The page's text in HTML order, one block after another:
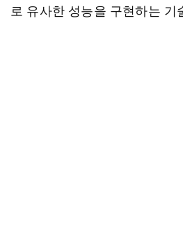
로 유사한 성능을 구현하는 기